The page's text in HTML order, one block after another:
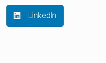
LinkedIn